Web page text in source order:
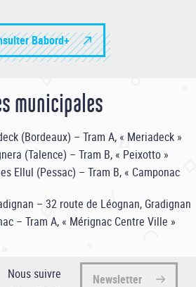
Babord+
municipales
(Bordeaux) – Tram A, « Meriadeck »
(Talence) – Tram B, « Peixotto »
Ellul (Pessac) – Tram B, « Camponac
– 32 route de Léognan, Gradignan
– Tram A, « Mérignac Centre Ville »
Nous suivre Newsletter